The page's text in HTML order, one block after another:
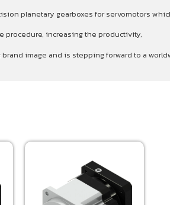
planetary gearboxes for servomotors
procedure, increasing the productivity,
image and is stepping forward to a